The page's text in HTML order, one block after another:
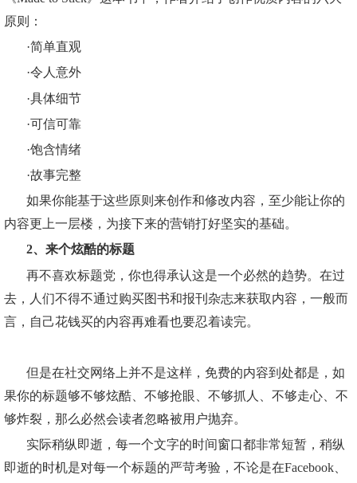
原则：
·简单直观
·令人意外
·具体细节
·可信可靠
·饱含情绪
·故事完整
如果你能基于这些原则来创作和修改内容，至少能让你的
内容更上一层楼，为接下来的营销打好坚实的基础。
2、来个炫酷的标题
再不喜欢标题党，你也得承认这是一个必然的趋势。在过
去，人们不得不通过购买图书和报刊杂志来获取内容，一般而
言，自己花钱买的内容再难看也要忍着读完。
但是在社交网络上并不是这样，免费的内容到处都是，如
果你的标题够不够炫酷、不够抢眼、不够抓人、不够走心、不
够炸裂，那么必然会读者忽略被用户抛弃。
实际稍纵即逝，每一个文字的时间窗口都非常短暂，稍纵
即逝的时机是对每一个标题的严苛考验，不论是在Facebook、